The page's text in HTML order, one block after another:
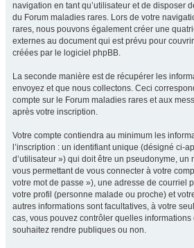
navigation en tant qu’utilisateur et de disposer
du Forum maladies rares. Lors de votre
rares, nous pouvons également créer une
externes au document qui est prévu pour
créées par le logiciel phpBB.
La seconde manière est de récupérer les
envoyez et que nous collectons. Ceci
compte sur le Forum maladies rares et aux
après votre inscription.
Votre compte contiendra au minimum les
l’inscription : un identifiant unique (désigné ci-
d’utilisateur ») qui doit être un pseudonyme, un
vous permettant de vous connecter à votre
votre mot de passe »), une adresse de courriel
votre profil (personne malade ou proche) et
autres informations sont facultatives, à votre
cas, vous pouvez contrôler quelles informations
souhaitez rendre publiques ou non.